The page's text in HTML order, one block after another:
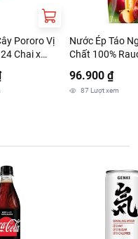
Pororo Vị
Chai x
Nước Ép Táo
Chất 100%
96.900 ₫
87 Lượt xem